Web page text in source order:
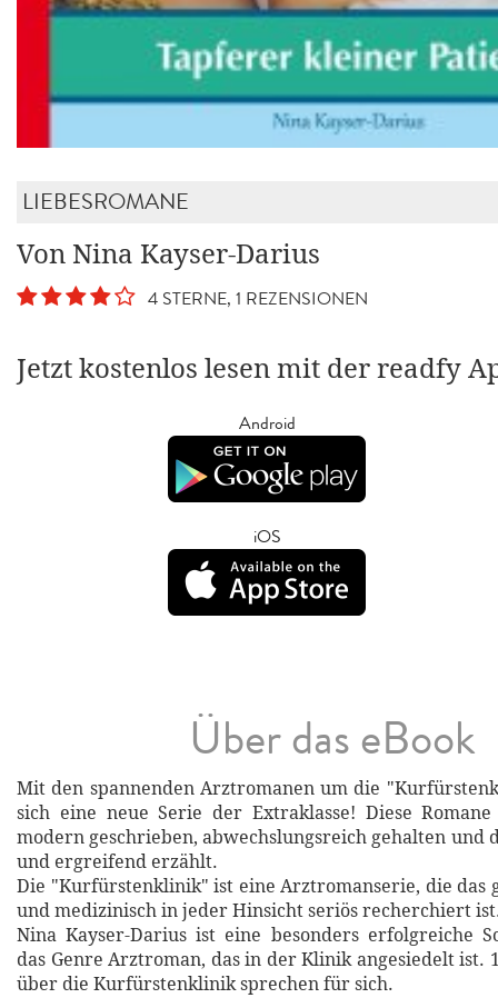
LIEBESROMANE
Von Nina Kayser-Darius
4 STERNE, 1 REZENSIONEN
Jetzt kostenlos lesen mit der readfy
Android
iOS
Über das eBook
Mit den spannenden Arztromanen um die
sich eine neue Serie der Extraklasse! Diese
modern geschrieben, abwechslungsreich gehalten und
und ergreifend erzählt.
Die "Kurfürstenklinik" ist eine Arztromanserie, die das
und medizinisch in jeder Hinsicht seriös recherchiert
Nina Kayser-Darius ist eine besonders erfolgreiche
das Genre Arztroman, das in der Klinik angesiedelt ist.
über die Kurfürstenklinik sprechen für sich.